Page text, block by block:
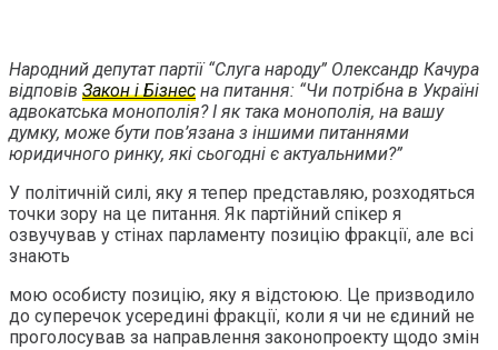
Народний депутат партії “Слуга народу” Олександр Качура
відповів Закон і Бізнес на питання: “Чи потрібна в Україні
адвокатська монополія? І як така монополія, на вашу
думку, може бути пов’язана з іншими питаннями
юридичного ринку, які сьогодні є актуальними?”
У політичній силі, яку я тепер представляю, розходяться
точки зору на це питання. Як партійний спікер я
озвучував у стінах парламенту позицію фракції, але всі
знають
мою особисту позицію, яку я відстоюю. Це призводило
до суперечок усередині фракції, коли я чи не єдиний не
проголосував за направлення законопроекту щодо змін